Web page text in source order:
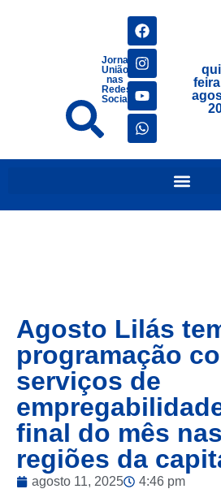
Jornais
União
nas
Redes
Sociais
Agosto Lilás
programação
serviços de
final do mês
regiões da
agosto 11, 2025 4:46 pm